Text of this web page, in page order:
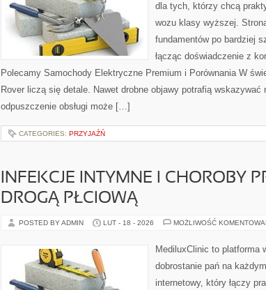
dla tych, którzy chcą
wozu klasy wyższej.
fundamentów po bardziej
łącząc doświadczenie z
Polecamy Samochody Elektryczne Premium i Porównania W
Rover liczą się detale. Nawet drobne objawy potrafią wskazywać
odpuszczenie obsługi może […]
CATEGORIES: PRZYJAŹŃ
INFEKCJE INTYMNE I CHOROBY
DROGĄ PŁCIOWĄ
POSTED BY ADMIN LUT - 18 - 2026 MOŻLIWOŚĆ
MediluxClinic to platforma
dobrostanie pań na
internetowy, który łączy